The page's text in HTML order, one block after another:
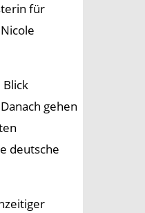
für
gehen
deutsche